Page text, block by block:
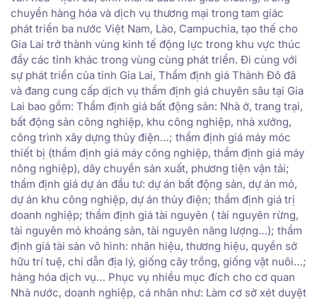
chuyển hàng hóa và dịch vụ thương mại trong tam giác
phát triển ba nước Việt Nam, Lào, Campuchia, tạo thế cho
Gia Lai trở thành vùng kinh tế động lực trong khu vực thúc
đẩy các tỉnh khác trong vùng cùng phát triển. Đi cùng với
sự phát triển của tỉnh Gia Lai, Thẩm định giá Thành Đô đã
và đang cung cấp dịch vụ thẩm định giá chuyên sâu tại Gia
Lai bao gồm: Thẩm định giá bất động sản: Nhà ở, trang trại,
bất động sản công nghiệp, khu công nghiệp, nhà xưởng,
công trình xây dựng thủy điện…; thẩm định giá máy móc
thiết bị (thẩm định giá máy công nghiệp, thẩm định giá máy
nông nghiệp), dây chuyền sản xuất, phương tiện vận tải;
thẩm định giá dự án đầu tư: dự án bất động sản, dự án mỏ,
dự án khu công nghiệp, dự án thủy điện; thẩm định giá trị
doanh nghiệp; thẩm định giá tài nguyên ( tài nguyên rừng,
tài nguyên mỏ khoáng sản, tài nguyên năng lượng…); thẩm
định giá tài sản vô hình: nhãn hiệu, thương hiệu, quyền sở
hữu trí tuệ, chỉ dẫn địa lý, giống cây trồng, giống vật nuôi…;
hàng hóa dịch vụ… Phục vụ nhiều mục đích cho cơ quan
Nhà nước, doanh nghiệp, cá nhân như: Làm cơ sở xét duyệt